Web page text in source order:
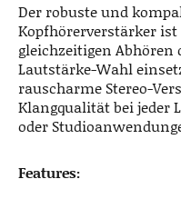
Der robuste und
Kopfhörerverstärker
gleichzeitigen Abhören
Lautstärke-Wahl
rauscharme Stereo-
Klangqualität bei jeder
oder
Features: